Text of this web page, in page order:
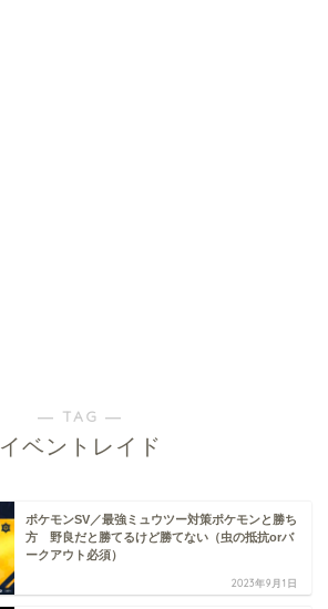
― TAG ―
イベントレイド
ポケモンSV／最強ミュウツー対策ポケモンと勝ち
方 野良だと勝てるけど勝てない（虫の抵抗orバ
ークアウト必須）
2023年9月1日